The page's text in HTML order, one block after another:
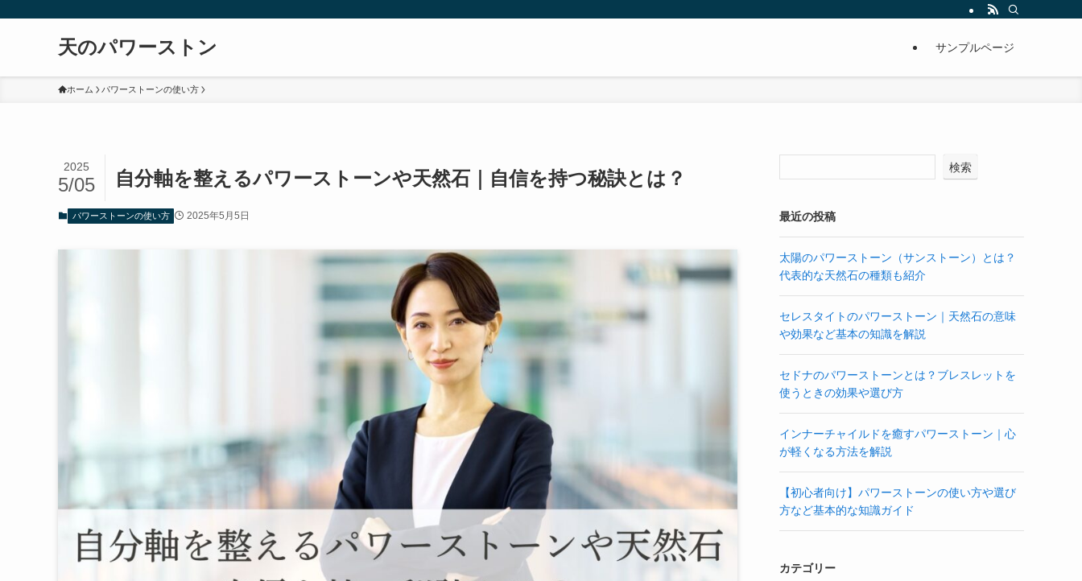
天のパワーストン サンプルページ
ホーム パワーストーンの使い方
自分軸を整えるパワーストーンや天然石｜自信を持つ秘訣とは？
2025
5/05
パワーストーンの使い方 2025年5月5日
検索
最近の投稿
太陽のパワーストーン（サンストーン）とは？
代表的な天然石の種類も紹介
セレスタイトのパワーストーン｜天然石の意味
や効果など基本の知識を解説
セドナのパワーストーンとは？ブレスレットを
使うときの効果や選び方
インナーチャイルドを癒すパワーストーン｜心
が軽くなる方法を解説
【初心者向け】パワーストーンの使い方や選び
方など基本的な知識ガイド
カテゴリー